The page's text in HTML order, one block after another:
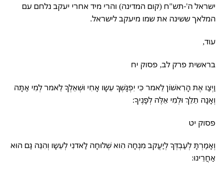
ישראל ה'-תש"ח (קום המדינה) והרי מיד אחרי יעקב נלחם עם
המלאך ששינה את שמו מיעקב לישראל.
עוד,
בראשית פרק לב, פסוק יח
וַיְצַו אֶת הָרִאשׁוֹן לֵאמר כִּי יִפְגָשְׁךָ עֵשָו אָחִי וּשְׁאֵלְךָ לֵאמר לְמִי אַתָּה
וְאָנָה תֵלֵךְ וּלְמִי אֵלֶּה לְפָנֶיךָ:
פסוק יט
וְאָמַרְתָּ לְעַבְדְּךָ לְיַעֲקב מִנְחָה הִוא שְׁלוּחָה לַאדנִי לְעֵשָו וְהִנֵּה גַם הוּא
אַחֲרֵינוּ: